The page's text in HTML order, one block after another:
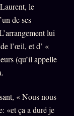
le
de ses
lui
l’œil, et d’ «
(qu’il appelle
« Nous nous
«et ça a duré je